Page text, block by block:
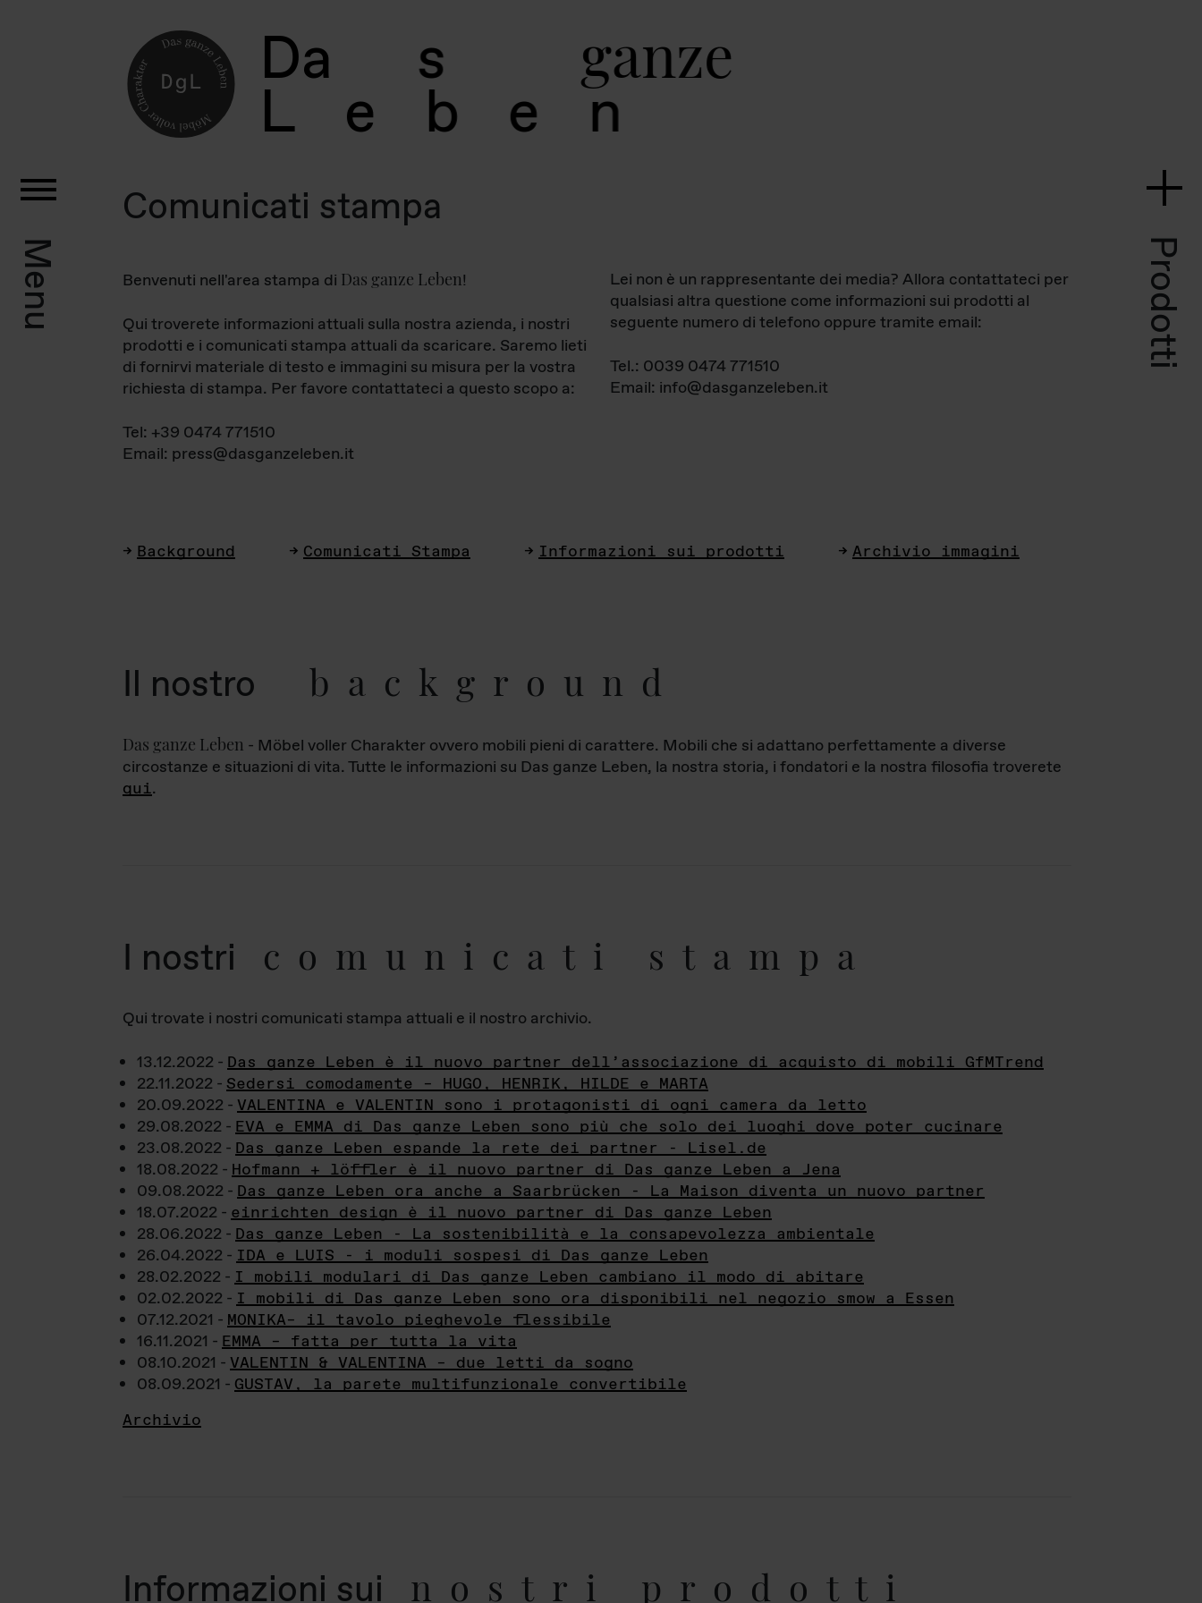
Da s ganz
L e b e
Menu Prodotti
Comunicati stampa
Benvenuti nell'area stampa di Das ganze Leben!
Qui troverete informazioni attuali sulla nostra azienda, i nostri
prodotti e i comunicati stampa attuali da scaricare. Saremo lieti
di fornirvi materiale di testo e immagini su misura per la vostra
richiesta di stampa. Per favore contattateci a questo scopo a:
Tel: +39 0474 771510
Email: press@dasganzeleben.it
Lei non è un rappresentante dei media? Allora contattateci per
qualsiasi altra questione come informazioni sui prodotti al
seguente numero di telefono oppure tramite email:
Tel.: 0039 0474 771510
Email: info@dasganzeleben.it
Background Comunicati Stampa Informazioni sui prodotti Archivio immagini
Il nostro background
Das ganze Leben - Möbel voller Charakter ovvero mobili pieni di carattere. Mobili che si adattano perfettamente a diverse
circostanze e situazioni di vita. Tutte le informazioni su Das ganze Leben, la nostra storia, i fondatori e la nostra filosofia troverete
qui.
I nostri comunicati stampa
Qui trovate i nostri comunicati stampa attuali e il nostro archivio.
13.12.2022 - Das ganze Leben è il nuovo partner dell’associazione di acquisto di mobili GfMTrend
22.11.2022 - Sedersi comodamente – HUGO, HENRIK, HILDE e MARTA
20.09.2022 - VALENTINA e VALENTIN sono i protagonisti di ogni camera da letto
29.08.2022 - EVA e EMMA di Das ganze Leben sono più che solo dei luoghi dove poter cucinare
23.08.2022 - Das ganze Leben espande la rete dei partner - Lisel.de
18.08.2022 - Hofmann + löffler è il nuovo partner di Das ganze Leben a Jena
09.08.2022 - Das ganze Leben ora anche a Saarbrücken - La Maison diventa un nuovo partner
18.07.2022 - einrichten design è il nuovo partner di Das ganze Leben
28.06.2022 - Das ganze Leben - La sostenibilità e la consapevolezza ambientale
26.04.2022 - IDA e LUIS - i moduli sospesi di Das ganze Leben
28.02.2022 - I mobili modulari di Das ganze Leben cambiano il modo di abitare
02.02.2022 - I mobili di Das ganze Leben sono ora disponibili nel negozio smow a Essen
07.12.2021 - MONIKA– il tavolo pieghevole flessibile
16.11.2021 - EMMA – fatta per tutta la vita
08.10.2021 - VALENTIN & VALENTINA – due letti da sogno
08.09.2021 - GUSTAV, la parete multifunzionale convertibile
Archivio
Informazioni sui nostri prodotti